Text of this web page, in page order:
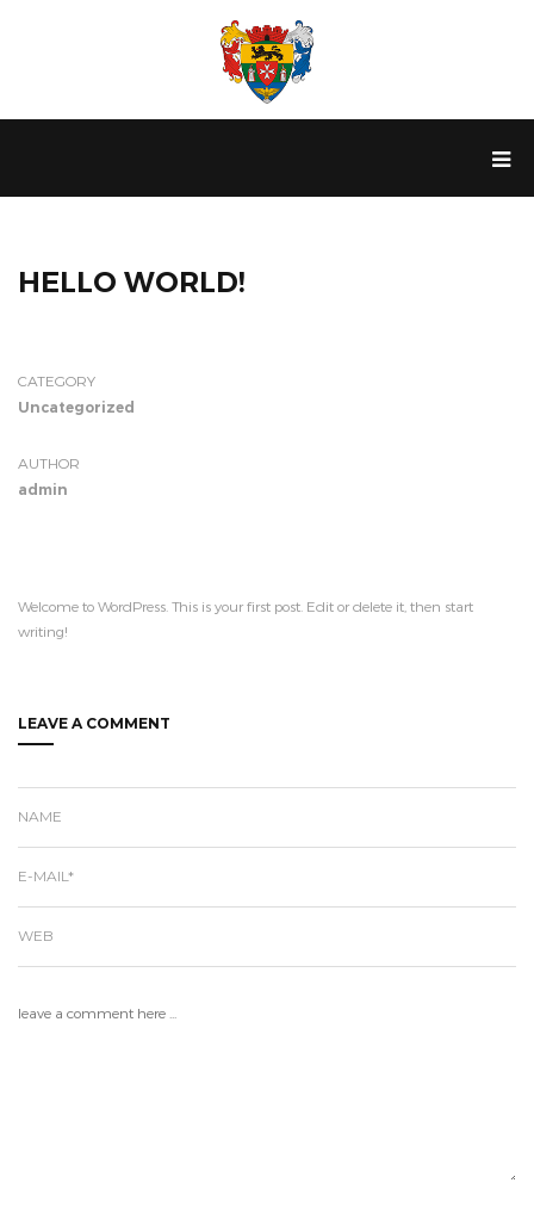
HELLO WORLD!
CATEGORY
Uncategorized
AUTHOR
admin
Welcome to WordPress. This is your first post. Edit or delete it, then start
writing!
LEAVE A COMMENT
NAME
E-MAIL*
WEB